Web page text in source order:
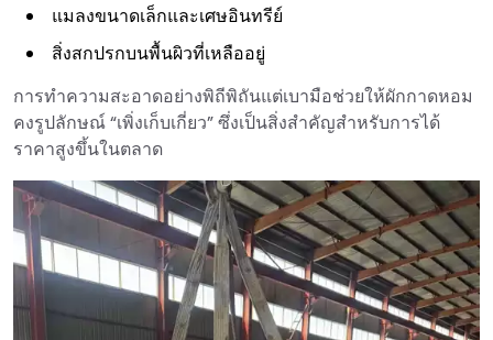
แมลงขนาดเล็กและเศษอินทรีย์
สิ่งสกปรกบนพื้นผิวที่เหลืออยู่
การทำความสะอาดอย่างพิถีพิถันแต่เบามือช่วยให้ผักกาดหอม
คงรูปลักษณ์ “เพิ่งเก็บเกี่ยว” ซึ่งเป็นสิ่งสำคัญสำหรับการได้
ราคาสูงขึ้นในตลาด